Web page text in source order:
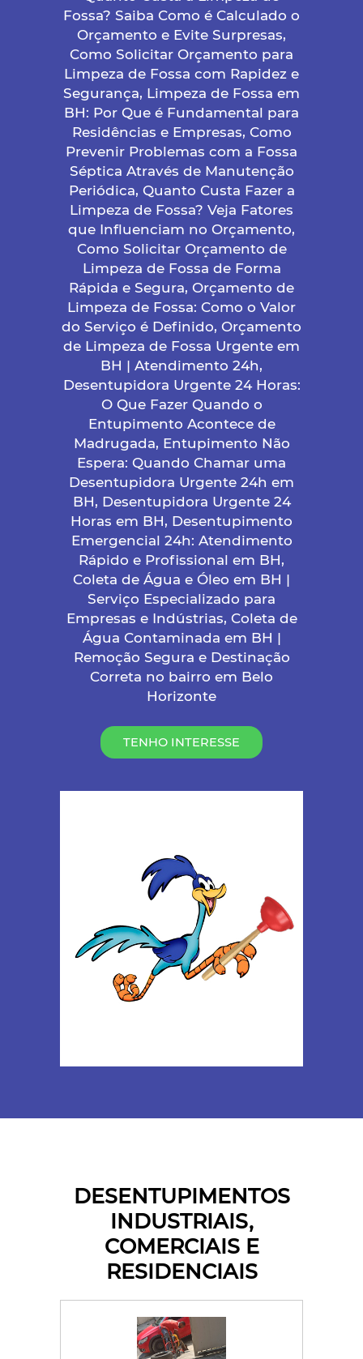
Fossa? Saiba Como é Calculado o
Orçamento e Evite Surpresas,
Como Solicitar Orçamento para
Limpeza de Fossa com Rapidez e
Segurança, Limpeza de Fossa em
BH: Por Que é Fundamental para
Residências e Empresas, Como
Prevenir Problemas com a Fossa
Séptica Através de Manutenção
Periódica, Quanto Custa Fazer a
Limpeza de Fossa? Veja Fatores
que Influenciam no Orçamento,
Como Solicitar Orçamento de
Limpeza de Fossa de Forma
Rápida e Segura, Orçamento de
Limpeza de Fossa: Como o Valor
do Serviço é Definido, Orçamento
de Limpeza de Fossa Urgente em
BH | Atendimento 24h,
Desentupidora Urgente 24 Horas:
O Que Fazer Quando o
Entupimento Acontece de
Madrugada, Entupimento Não
Espera: Quando Chamar uma
Desentupidora Urgente 24h em
BH, Desentupidora Urgente 24
Horas em BH, Desentupimento
Emergencial 24h: Atendimento
Rápido e Profissional em BH,
Coleta de Água e Óleo em BH |
Serviço Especializado para
Empresas e Indústrias, Coleta de
Água Contaminada em BH |
Remoção Segura e Destinação
Correta no bairro em Belo
Horizonte
TENHO INTERESSE
DESENTUPIMENTOS
INDUSTRIAIS,
COMERCIAIS E
RESIDENCIAIS